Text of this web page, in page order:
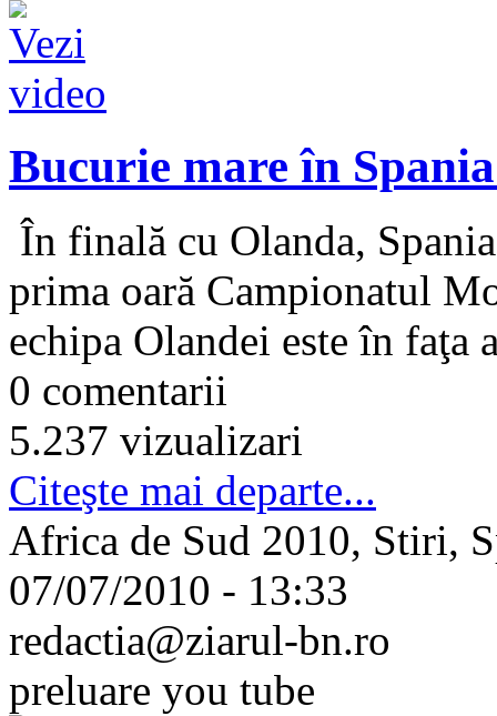
Bucurie mare în
În finală cu Olanda,
prima oară Campionatul
echipa Olandei este în faţa
0 comentarii
5.237 vizualizari
Citeşte mai departe...
Africa de Sud 2010, Stiri,
07/07/2010 - 13:33
redactia@ziarul-bn.ro
preluare you tube